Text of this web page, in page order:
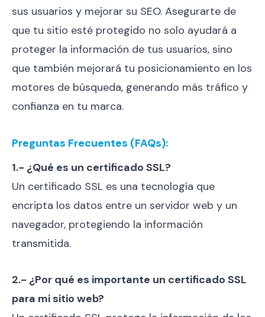
sus usuarios y mejorar su SEO. Asegurarte de
que tu sitio esté protegido no solo ayudará a
proteger la información de tus usuarios, sino
que también mejorará tu posicionamiento en los
motores de búsqueda, generando más tráfico y
confianza en tu marca.
Preguntas Frecuentes (FAQs):
1.- ¿Qué es un certificado SSL?
Un certificado SSL es una tecnología que
encripta los datos entre un servidor web y un
navegador, protegiendo la información
transmitida.
2.- ¿Por qué es importante un certificado SSL
para mi sitio web?